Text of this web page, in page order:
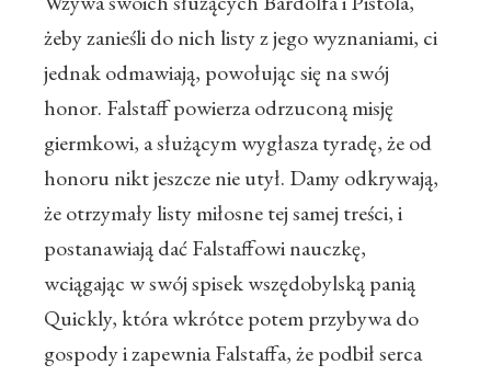
żeby zanieśli do nich listy z jego wyznaniami, ci
jednak odmawiają, powołując się na swój
honor. Falstaff powierza odrzuconą misję
giermkowi, a służącym wygłasza tyradę, że od
honoru nikt jeszcze nie utył. Damy odkrywają,
że otrzymały listy miłosne tej samej treści, i
postanawiają dać Falstaffowi nauczkę,
wciągając w swój spisek wszędobylską panią
Quickly, która wkrótce potem przybywa do
gospody i zapewnia Falstaffa, że podbił serca